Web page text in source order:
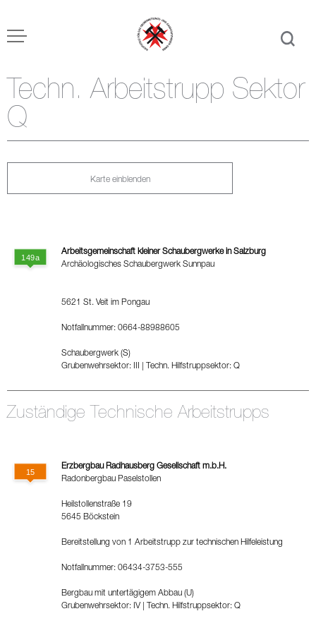
Techn. Arbeitstrupp Sektor
Q
Karte einblenden
Arbeitsgemeinschaft kleiner Schaubergwerke in Salzburg
Archäologisches Schaubergwerk Sunnpau
5621 St. Veit im Pongau
Notfallnummer: 0664-88988605
Schaubergwerk (S)
Grubenwehrsektor: III
Techn. Hilfstruppsektor: Q
Zuständige Technische Arbeitstrupps
Erzbergbau Radhausberg Gesellschaft m.b.H.
Radonbergbau Paselstollen
Heilstollenstraße 19
5645 Böckstein
Bereitstellung von 1 Arbeitstrupp zur technischen Hilfeleistung
Notfallnummer: 06434-3753-555
Bergbau mit untertägigem Abbau (U)
Grubenwehrsektor: IV
Techn. Hilfstruppsektor: Q